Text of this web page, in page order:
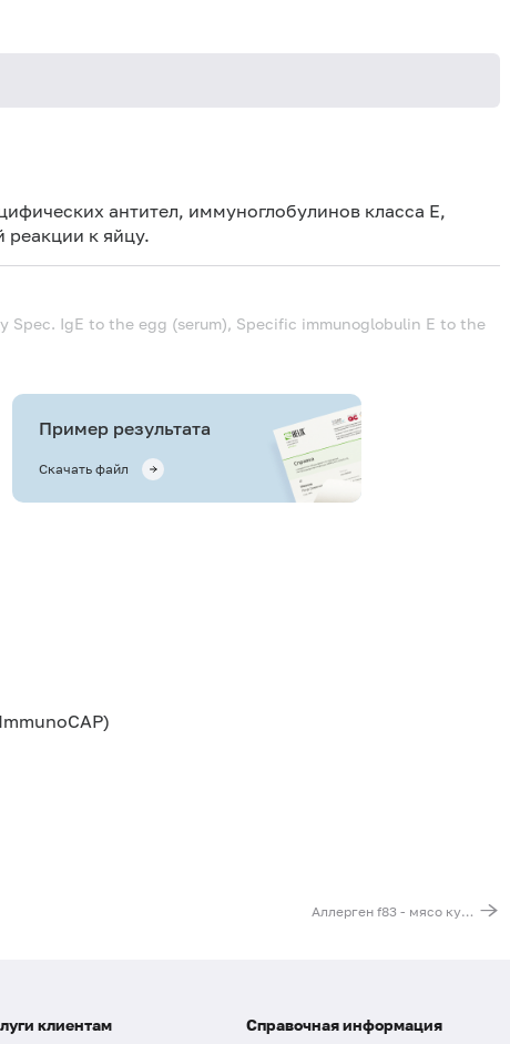
антител, иммуноглобулинов класса E,
реакции к яйцу.
Spec. IgE to the egg (serum), Specific immunoglobulin E to the
Пример результата
Скачать файл
Аллерген f83 - мясо курицы, IgE (ImmunoCAP)
клиентам Справочная информация